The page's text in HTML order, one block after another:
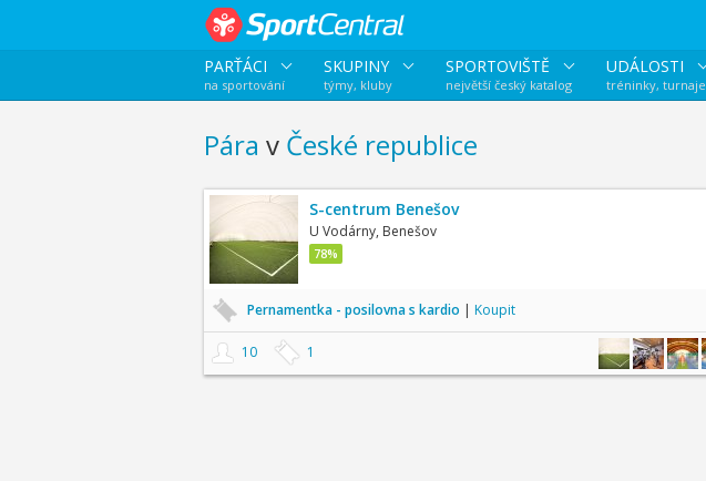
PARŤÁCI
na sportování
SKUPINY
týmy, kluby
SPORTOVIŠTĚ
největší český katalog
UDÁLOSTI
tréninky, turnaje
Pára v České republice
S-centrum Benešov
U Vodárny, Benešov
78%
Pernamentka - posilovna s kardio | Koupit
10 1